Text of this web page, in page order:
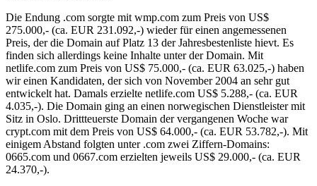
Die Endung .com sorgte mit wmp.com zum Preis von US$
275.000,- (ca. EUR 231.092,-) wieder für einen angemessenen
Preis, der die Domain auf Platz 13 der Jahresbestenliste hievt. Es
finden sich allerdings keine Inhalte unter der Domain. Mit
netlife.com zum Preis von US$ 75.000,- (ca. EUR 63.025,-) haben
wir einen Kandidaten, der sich von November 2004 an sehr gut
entwickelt hat. Damals erzielte netlife.com US$ 5.288,- (ca. EUR
4.035,-). Die Domain ging an einen norwegischen Dienstleister mit
Sitz in Oslo. Drittteuerste Domain der vergangenen Woche war
crypt.com mit dem Preis von US$ 64.000,- (ca. EUR 53.782,-). Mit
einigem Abstand folgten unter .com zwei Ziffern-Domains:
0665.com und 0667.com erzielten jeweils US$ 29.000,- (ca. EUR
24.370,-).